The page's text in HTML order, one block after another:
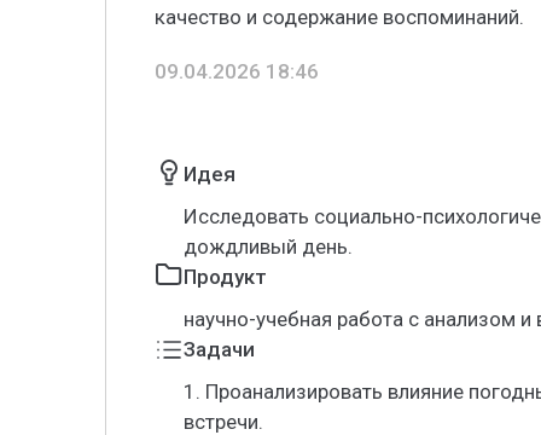
качество и содержание воспоминаний.
09.04.2026 18:46
Идея
Исследовать социально-
дождливый день.
Продукт
научно-учебная работа с анализом
Задачи
1. Проанализировать влияние
встречи.